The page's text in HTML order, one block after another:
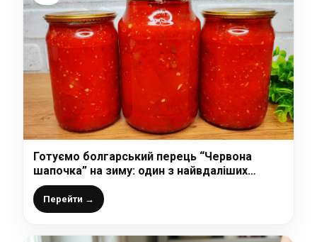
Готуємо болгарський перець “Червона
шапочка” на зиму: один з найвдаліших
рецепт перців у томатній заливці який я
тільки пробувала
Перейти →